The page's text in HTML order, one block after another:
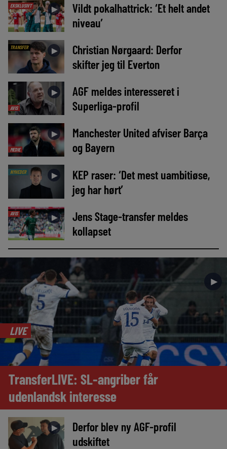
EKSKLUSIVT ►
Vildt pokalhattrick: ‘Et helt andet
niveau’
TRANSFER ►
Christian Nørgaard: Derfor
skifter jeg til Everton
AVIS
►
AGF meldes interesseret i
Superliga-profil
MEDIE
►
Manchester United afviser Barça
og Bayern
NYHEDER ►
KEP raser: ‘Det mest uambitiøse,
jeg har hørt’
AVIS ►
Jens Stage-transfer meldes
kollapset
►
LIVE
TransferLIVE: SL-angriber får
udenlandsk interesse
►
Derfor blev ny AGF-profil
udskiftet